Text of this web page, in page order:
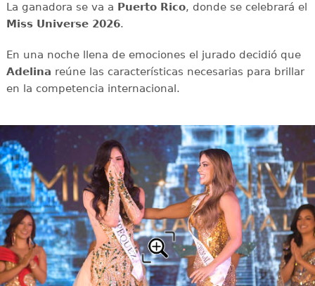
La ganadora se va a Puerto Rico, donde se celebrará el
Miss Universe 2026.
En una noche llena de emociones el jurado decidió que
Adelina reúne las características necesarias para brillar
en la competencia internacional.